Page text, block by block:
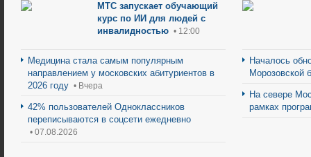
МТС запускает обучающий
курс по ИИ для людей с
инвалидностью • 12:00
Медицина стала самым популярным
направлением у московских абитуриентов в
2026 году • Вчера
42% пользователей Одноклассников
переписываются в соцсети ежедневно
• 07.08.2026
Началось
Морозовской
На севере
рамках